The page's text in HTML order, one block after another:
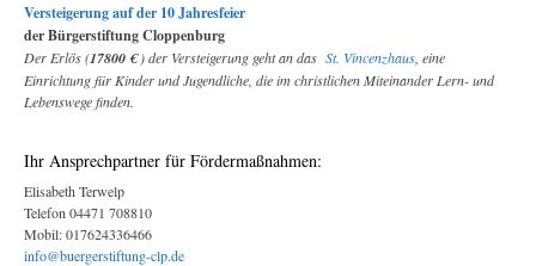
Versteigerung auf der 10 Jahresfeier
der Bürgerstiftung Cloppenburg
Der Erlös (17800 €) der Versteigerung geht an das St. Vincenzhaus , eine
Einrichtung für Kinder und Jugendliche, die im christlichen Miteinander Lern- und
Lebenswege finden.
Ihr Ansprechpartner für Fördermaßnahmen:
Elisabeth Terwelp
Telefon 04471 708810
Mobil: 017624336466
info@buergerstiftung-clp.de